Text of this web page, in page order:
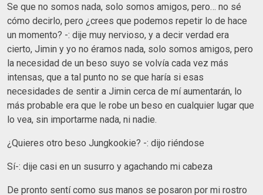
Se que no somos nada, solo somos amigos, pero… no sé
cómo decirlo, pero ¿crees que podemos repetir lo de hace
un momento? -: dije muy nervioso, y a decir verdad era
cierto, Jimin y yo no éramos nada, solo somos amigos, pero
la necesidad de un beso suyo se volvía cada vez más
intensas, que a tal punto no se que haría si esas
necesidades de sentir a Jimin cerca de mí aumentarán, lo
más probable era que le robe un beso en cualquier lugar que
lo vea, sin importarme nada, ni nadie.
¿Quieres otro beso Jungkookie? -: dijo riéndose
Sí-: dije casi en un susurro y agachando mi cabeza
De pronto sentí como sus manos se posaron por mi rostro